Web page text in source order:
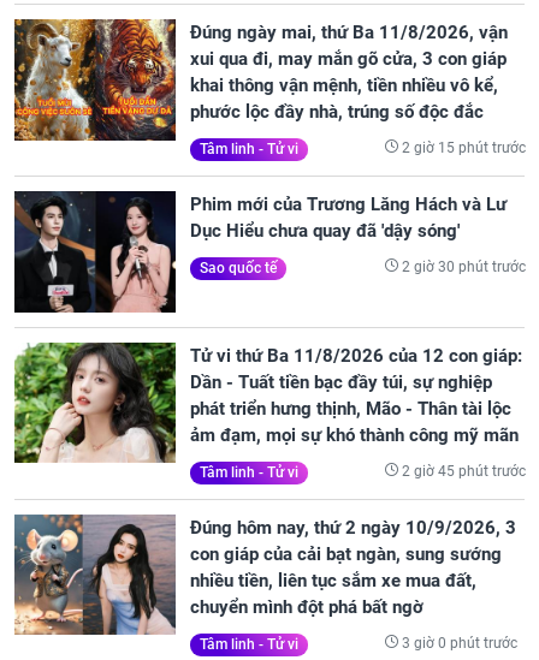
Đúng ngày mai, thứ Ba 11/8/2026, vận
xui qua đi, may mắn gõ cửa, 3 con giáp
khai thông vận mệnh, tiền nhiều vô kể,
phước lộc đầy nhà, trúng số độc đắc
Tâm linh - Tử vi 2 giờ 15 phút trước
Phim mới của Trương Lăng Hách và Lư
Dục Hiểu chưa quay đã 'dậy sóng'
Sao quốc tế 2 giờ 30 phút trước
Tử vi thứ Ba 11/8/2026 của 12 con giáp:
Dần - Tuất tiền bạc đầy túi, sự nghiệp
phát triển hưng thịnh, Mão - Thân tài lộc
ảm đạm, mọi sự khó thành công mỹ mãn
Tâm linh - Tử vi 2 giờ 45 phút trước
Đúng hôm nay, thứ 2 ngày 10/9/2026, 3
con giáp của cải bạt ngàn, sung sướng
nhiều tiền, liên tục sắm xe mua đất,
chuyển mình đột phá bất ngờ
Tâm linh - Tử vi 3 giờ 0 phút trước